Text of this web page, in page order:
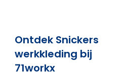
Ontdek Snickers
werkkleding bij
71workx